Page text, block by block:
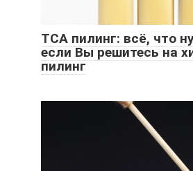
ТСА пилинг: всё, что
если Вы решитесь на
пилинг